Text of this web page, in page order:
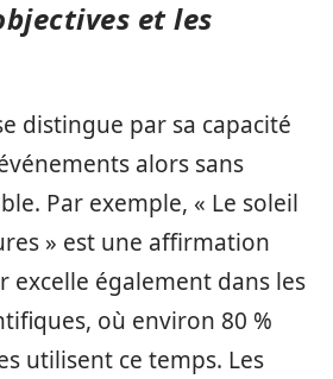
et les
distingue par sa capacité
alors sans
Par exemple, « Le soleil
» est une affirmation
excelle également dans les
où environ 80 %
utilisent ce temps. Les